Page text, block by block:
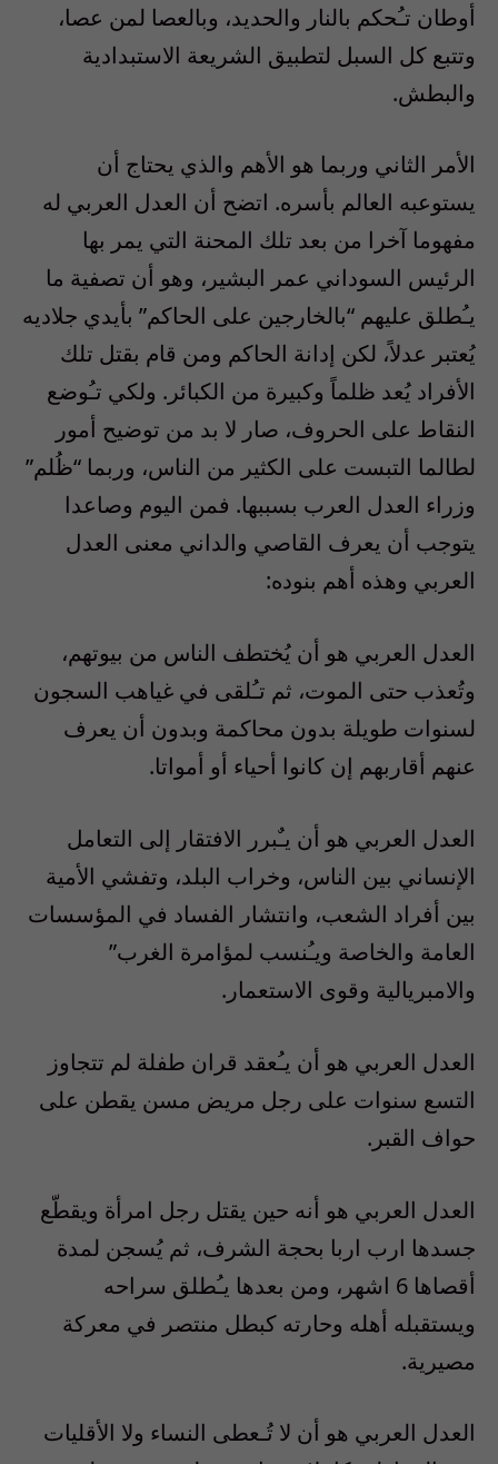
أوطان تـُحكم بالنار والحديد، وبالعصا لمن عصا،
وتتبع كل السبل لتطبيق الشريعة الاستبدادية
والبطش.
الأمر الثاني وربما هو الأهم والذي يحتاج أن
يستوعبه العالم بأسره. اتضح أن العدل العربي له
مفهوما آخرا من بعد تلك المحنة التي يمر بها
الرئيس السوداني عمر البشير، وهو أن تصفية ما
يـُطلق عليهم “بالخارجين على الحاكم” بأيدي جلاديه
يُعتبر عدلاً، لكن إدانة الحاكم ومن قام بقتل تلك
الأفراد يُعد ظلماً وكبيرة من الكبائر. ولكي تـُوضع
النقاط على الحروف، صار لا بد من توضيح أمور
لطالما التبست على الكثير من الناس، وربما “ظُلم”
وزراء العدل العرب بسببها. فمن اليوم وصاعدا
يتوجب أن يعرف القاصي والداني معنى العدل
العربي وهذه أهم بنوده:
العدل العربي هو أن يُختطف الناس من بيوتهم،
وتُعذب حتى الموت، ثم تـُلقى في غياهب السجون
لسنوات طويلة بدون محاكمة وبدون أن يعرف
عنهم أقاربهم إن كانوا أحياء أو أمواتا.
العدل العربي هو أن يـٌبرر الافتقار إلى التعامل
الإنساني بين الناس، وخراب البلد، وتفشي الأمية
بين أفراد الشعب، وانتشار الفساد في المؤسسات
العامة والخاصة ويـُنسب لمؤامرة الغرب”
والامبريالية وقوى الاستعمار.
العدل العربي هو أن يـُعقد قران طفلة لم تتجاوز
التسع سنوات على رجل مريض مسن يقطن على
حواف القبر.
العدل العربي هو أنه حين يقتل رجل امرأة ويقطّع
جسدها ارب اربا بحجة الشرف، ثم يُسجن لمدة
أقصاها 6 اشهر، ومن بعدها يـُطلق سراحه
ويستقبله أهله وحارته كبطل منتصر في معركة
مصيرية.
العدل العربي هو أن لا تُـعطى النساء ولا الأقليات